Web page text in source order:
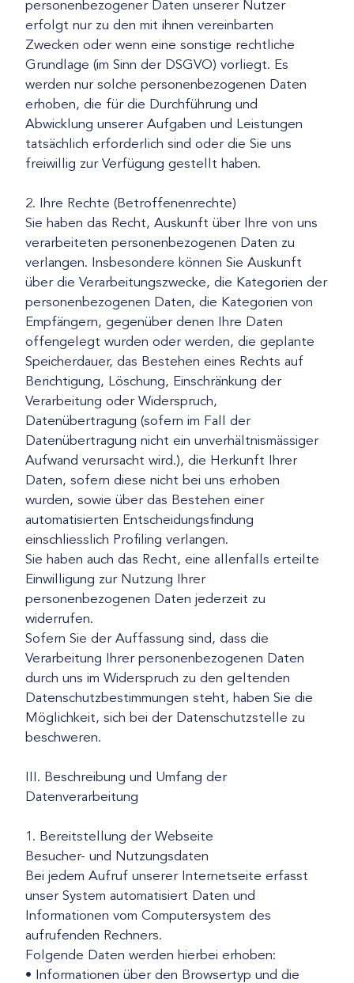
personenbezogener Daten unserer Nutzer
erfolgt nur zu den mit ihnen vereinbarten
Zwecken oder wenn eine sonstige rechtliche
Grundlage (im Sinn der DSGVO) vorliegt. Es
werden nur solche personenbezogenen Daten
erhoben, die für die Durchführung und
Abwicklung unserer Aufgaben und Leistungen
tatsächlich erforderlich sind oder die Sie uns
freiwillig zur Verfügung gestellt haben.
2. Ihre Rechte (Betroffenenrechte)
Sie haben das Recht, Auskunft über Ihre von uns
verarbeiteten personenbezogenen Daten zu
verlangen. Insbesondere können Sie Auskunft
über die Verarbeitungszwecke, die Kategorien der
personenbezogenen Daten, die Kategorien von
Empfängern, gegenüber denen Ihre Daten
offengelegt wurden oder werden, die geplante
Speicherdauer, das Bestehen eines Rechts auf
Berichtigung, Löschung, Einschränkung der
Verarbeitung oder Widerspruch,
Datenübertragung (sofern im Fall der
Datenübertragung nicht ein unverhältnismässiger
Aufwand verursacht wird.), die Herkunft Ihrer
Daten, sofern diese nicht bei uns erhoben
wurden, sowie über das Bestehen einer
automatisierten Entscheidungsfindung
einschliesslich Profiling verlangen.
Sie haben auch das Recht, eine allenfalls erteilte
Einwilligung zur Nutzung Ihrer
personenbezogenen Daten jederzeit zu
widerrufen.
Sofern Sie der Auffassung sind, dass die
Verarbeitung Ihrer personenbezogenen Daten
durch uns im Widerspruch zu den geltenden
Datenschutzbestimmungen steht, haben Sie die
Möglichkeit, sich bei der Datenschutzstelle zu
beschweren.
III. Beschreibung und Umfang der
Datenverarbeitung
1. Bereitstellung der Webseite
Besucher- und Nutzungsdaten
Bei jedem Aufruf unserer Internetseite erfasst
unser System automatisiert Daten und
Informationen vom Computersystem des
aufrufenden Rechners.
Folgende Daten werden hierbei erhoben:
• Informationen über den Browsertyp und die